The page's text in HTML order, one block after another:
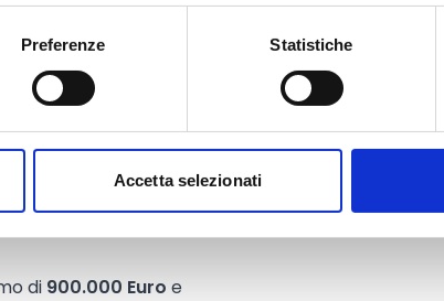
Preferenze Statistiche
Accetta selezionati
competente.
medie imprese);
di 900.000 Euro e